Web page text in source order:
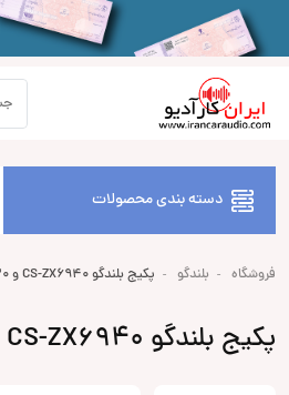
دسته بندی محصولات
فروشگاه بلندگو پکیج بلندگو CS-ZX6940 و CS-DR420 از جی وی سی
پکیج بلندگو CS-ZX6940 و CS-DR420 از جی وی سی